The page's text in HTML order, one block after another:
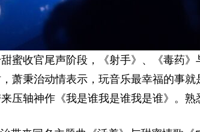
蜜收官尾声阶段，《射手》、《毒药
萧秉治动情表示，玩音乐最幸福的事
压轴神作《我是谁我是谁我是谁》。